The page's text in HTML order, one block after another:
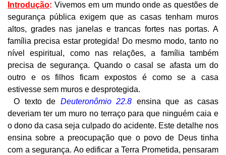
Introdução: Vivemos em um mundo onde as questões de
segurança pública exigem que as casas tenham muros
altos, grades nas janelas e trancas fortes nas portas. A
família precisa estar protegida! Do mesmo modo, tanto no
nível espiritual, como nas relações, a família também
precisa de segurança. Quando o casal se afasta um do
outro e os filhos ficam expostos é como se a casa
estivesse sem muros e desprotegida.
O texto de Deuteronômio 22.8 ensina que as casas
deveriam ter um muro no terraço para que ninguém caia e
o dono da casa seja culpado do acidente. Este detalhe nos
ensina sobre a preocupação que o povo de Deus tinha
com a segurança. Ao edificar a Terra Prometida, pensaram